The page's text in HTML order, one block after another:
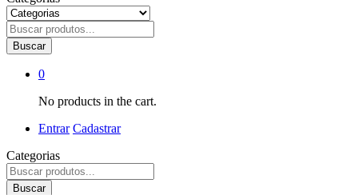
Buscar
0
No products in the cart.
Entrar Cadastrar
Categorias
Buscar